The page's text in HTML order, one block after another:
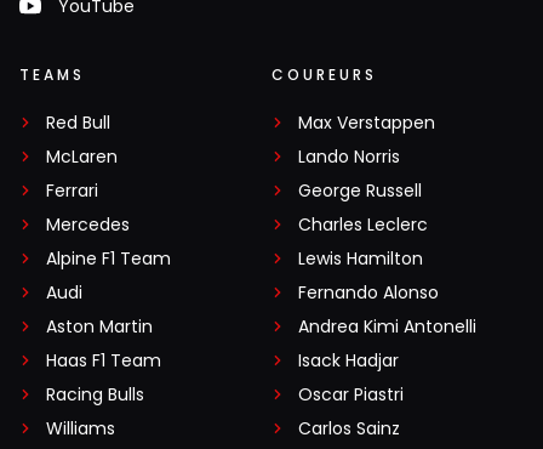
YouTube
TEAMS
Red Bull
McLaren
Ferrari
Mercedes
Alpine F1 Team
Audi
Aston Martin
Haas F1 Team
Racing Bulls
Williams
COUREURS
Max Verstappen
Lando Norris
George Russell
Charles Leclerc
Lewis Hamilton
Fernando Alonso
Andrea Kimi Antonelli
Isack Hadjar
Oscar Piastri
Carlos Sainz